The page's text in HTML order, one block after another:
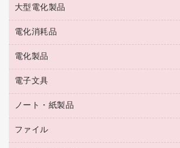
園芸用品
ペット用品
殺虫剤
飲食用消耗品
ハンドソープ・石鹸
トイレ用品
トイレ用洗剤
大型シュレッダー（共配）
レーザーポインター
ラミネートフィルム
ラミネータ
タイムレコーダー
シュレッダ
ＯＨＰ用品
大型電化製品
冷蔵庫・キッチン・調理家電
テレビ・ＡＶ機器
電化消耗品
電球・蛍光灯
乾電池・充電池
フィルム・カメラ用品
デスクライト
アルバム
電化製品
掃除機・クリーナー
空調・季節家電
その他電化製品
キッチン・調理家電
電子文具
電卓
ラベルテープ
ノート・紙製品
封筒
ファイル